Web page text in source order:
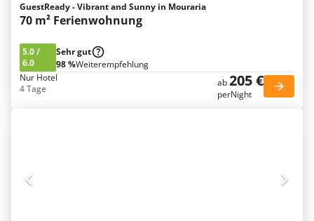
GuestReady - Vibrant and Sunny in Mouraria
70 m² Ferienwohnung
5.0/
6.0
Sehr gut
98 %Weiterempfehlung
Nur Hotel
4 Tage
ab205 €
perNight